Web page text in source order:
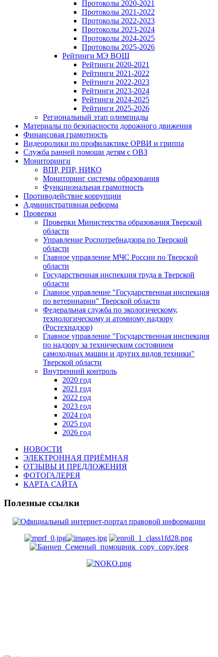
Протоколы 2020-2021
Протоколы 2021-2022
Протоколы 2022-2023
Протоколы 2023-2024
Протоколы 2024-2025
Протоколы 2025-2026
Рейтинги МЭ ВОШ
Рейтинги 2020-2021
Рейтинги 2021-2022
Рейтинги 2022-2023
Рейтинги 2023-2024
Рейтинги 2024-2025
Рейтинги 2025-2026
Региональный этап олимпиады
Материалы по безопасности дорожного движения
Финансовая грамотность
Видеоролики по профилактике ОРВИ и гриппа
Служба ранней помощи детям с ОВЗ
Мониторинги
ВПР, РПР, НИКО
Мониторинг системы образования
Функциональная грамотность
Противодействие коррупции
Административная реформа
Проверки
Проверки Министерства образования Тверской
области
Управление Роспотребнадзора по Тверской
области
Главное управление МЧС России по Тверской
области
Государственная инспекция труда в Тверской
области
Главное управление "Государственная инспекция
по ветеринарии" Тверской области
Федеральная служба по экологическому,
технологическому и атомному надзору
(Ростехнадзор)
Главное управление "Государственная инспекция
по надзору за техническим состоянием
самоходных машин и других видов техники"
Тверской области
Внутренний контроль
2020 год
2021 год
2022 год
2023 год
2024 год
2025 год
2026 год
НОВОСТИ
ЭЛЕКТРОННАЯ ПРИЁМНАЯ
ОТЗЫВЫ И ПРЕДЛОЖЕНИЯ
ФОТОГАЛЕРЕЯ
КАРТА САЙТА
Полезные ссылки